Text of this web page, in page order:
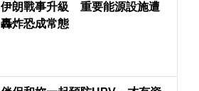
伊朗戰事升級 重要能源設施遭
轟炸恐成常態